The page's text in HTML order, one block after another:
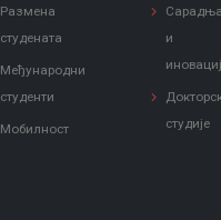
Размена
студената
Међународни
студенти
Мобилност
и
студије